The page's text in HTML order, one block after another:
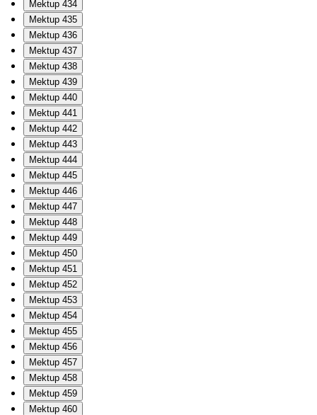
Mektup 434
Mektup 435
Mektup 436
Mektup 437
Mektup 438
Mektup 439
Mektup 440
Mektup 441
Mektup 442
Mektup 443
Mektup 444
Mektup 445
Mektup 446
Mektup 447
Mektup 448
Mektup 449
Mektup 450
Mektup 451
Mektup 452
Mektup 453
Mektup 454
Mektup 455
Mektup 456
Mektup 457
Mektup 458
Mektup 459
Mektup 460